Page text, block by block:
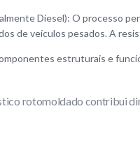
Diesel): O processo
de veículos pesados. A
estruturais e
rotomoldado contribui